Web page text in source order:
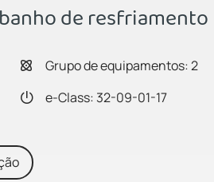
de resfriamento
Grupo de equipamentos: 2
e-Class: 32-09-01-17